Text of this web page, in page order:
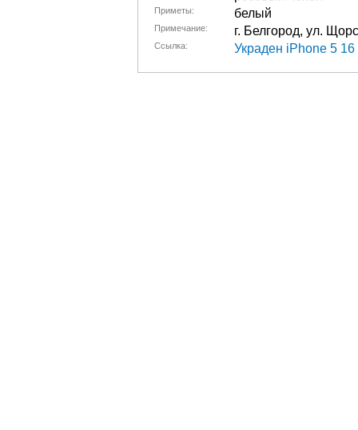
Приметы: белый
Примечание: г. Белгород, ул.
Cсылка: Украден iPhone 5 16